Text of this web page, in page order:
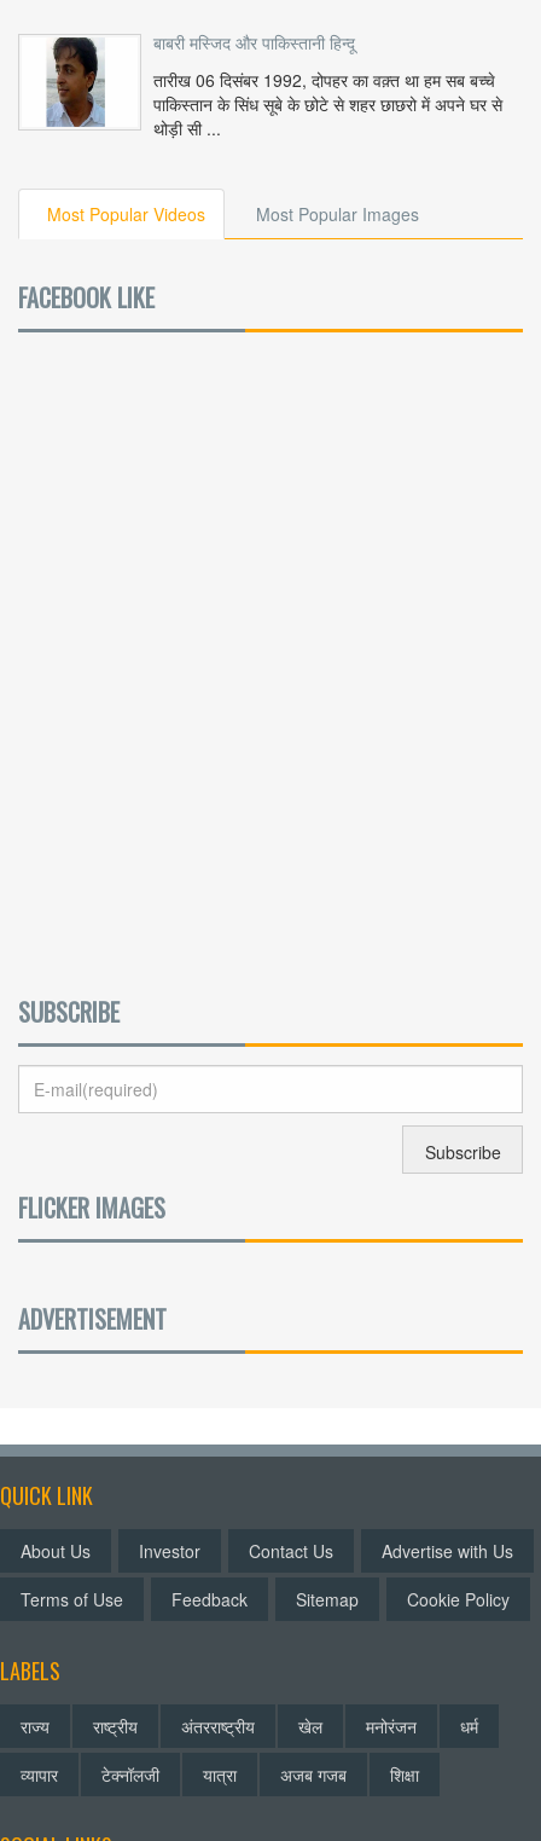
बाबरी मस्जिद और पाकिस्तानी हिन्दू
तारीख 06 दिसंबर 1992, दोपहर का वक़्त था हम सब बच्चे
पाकिस्तान के सिंध सूबे के छोटे से शहर छाछरो में अपने घर से
थोड़ी सी ...
Most Popular Videos Most Popular Images
FACEBOOK LIKE
SUBSCRIBE
FLICKER IMAGES
ADVERTISEMENT
QUICK LINK
About Us Investor Contact Us
Advertise with Us
Terms of Use
Feedback Sitemap Cookie Policy
LABELS
राज्य राष्ट्रीय अंतरराष्ट्रीय खेल मनोरंजन
धर्म
व्यापार
टेक्नॉलजी यात्रा अजब गजब शिक्षा